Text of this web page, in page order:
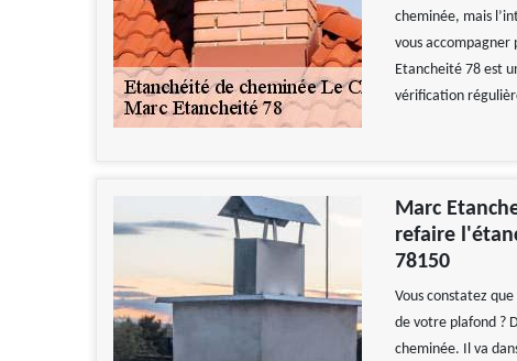
cheminée, mais
vous accompagner
Etancheité 78 est
vérification
Marc
refaire
78150
Vous constatez
de votre plafond ?
cheminée. Il va